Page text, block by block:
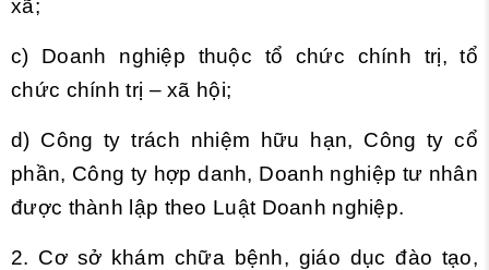
xã;
c) Doanh nghiệp thuộc tổ chức chính trị, tổ
chức chính trị – xã hội;
d) Công ty trách nhiệm hữu hạn, Công ty cổ
phần, Công ty hợp danh, Doanh nghiệp tư nhân
được thành lập theo Luật Doanh nghiệp.
2. Cơ sở khám chữa bệnh, giáo dục đào tạo,